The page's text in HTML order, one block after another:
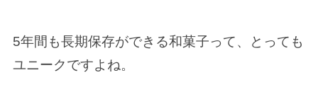
5年間も長期保存ができる和菓子って、とっても
ユニークですよね。